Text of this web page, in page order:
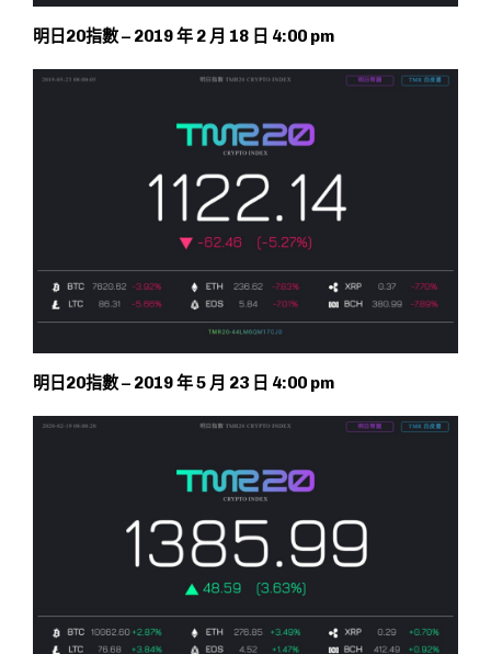
明日20指數 – 2019 年 2 月 18 日 4:00 pm
明日20指數 – 2019 年 5 月 23 日 4:00 pm